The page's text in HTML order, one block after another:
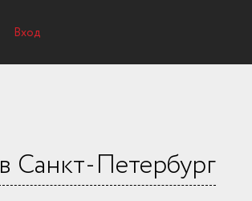
Вход
в Санкт-Петербург